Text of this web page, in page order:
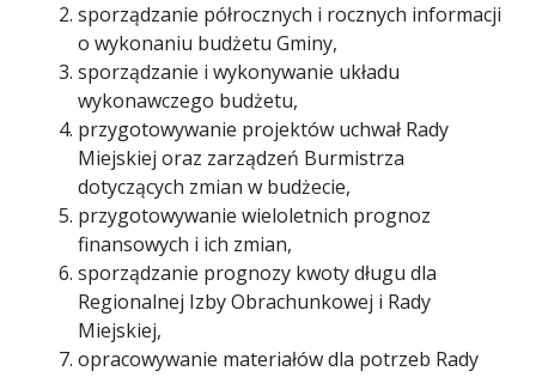
sporządzanie półrocznych i rocznych informacji
o wykonaniu budżetu Gminy,
sporządzanie i wykonywanie układu
wykonawczego budżetu,
przygotowywanie projektów uchwał Rady
Miejskiej oraz zarządzeń Burmistrza
dotyczących zmian w budżecie,
przygotowywanie wieloletnich prognoz
finansowych i ich zmian,
sporządzanie prognozy kwoty długu dla
Regionalnej Izby Obrachunkowej i Rady
Miejskiej,
opracowywanie materiałów dla potrzeb Rady